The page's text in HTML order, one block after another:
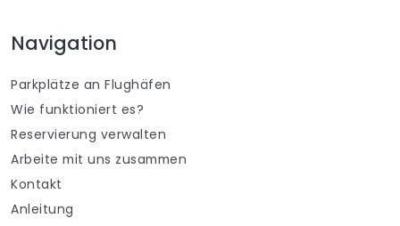
Navigation
Parkplätze an Flughäfen
Wie funktioniert es?
Reservierung verwalten
Arbeite mit uns zusammen
Kontakt
Anleitung